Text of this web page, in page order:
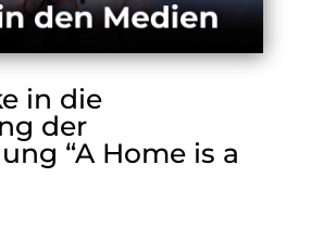
in die
der
“A Home is a